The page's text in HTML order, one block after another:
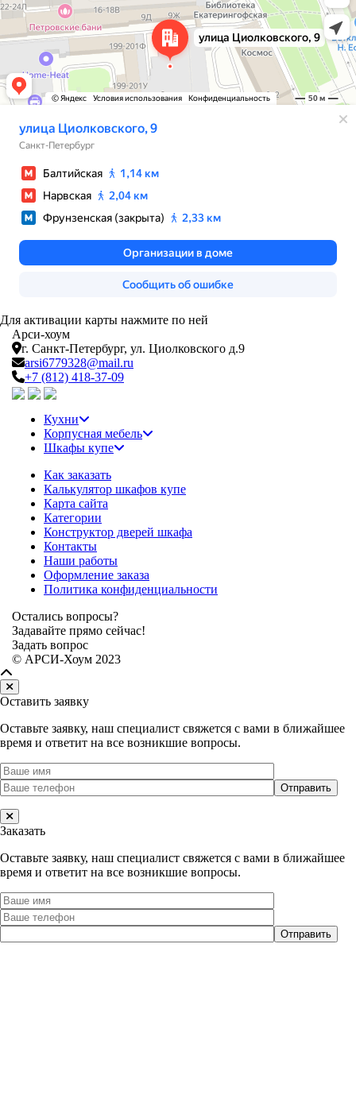
Для активации карты нажмите по ней
Арси-хоум
г. Санкт-Петербург, ул. Циолковского д.9
arsi6779328@mail.ru
+7 (812) 418-37-09
Кухни
Корпусная мебель
Шкафы купе
Как заказать
Калькулятор шкафов купе
Карта сайта
Категории
Конструктор дверей шкафа
Контакты
Наши работы
Оформление заказа
Политика конфиденциальности
Остались вопросы?
Задавайте прямо сейчас!
Задать вопрос
© АРСИ-Хоум 2023
Оставить заявку
Оставьте заявку, наш специалист свяжется с вами в ближайшее
время и ответит на все возникшие вопросы.
Заказать
Оставьте заявку, наш специалист свяжется с вами в ближайшее
время и ответит на все возникшие вопросы.